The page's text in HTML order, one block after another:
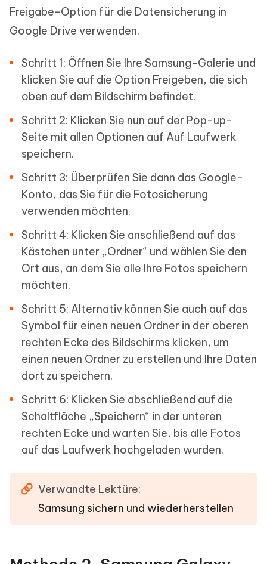
Freigabe-Option für die Datensicherung in
Google Drive verwenden.
Schritt 1: Öffnen Sie Ihre Samsung-Galerie und
klicken Sie auf die Option Freigeben, die sich
oben auf dem Bildschirm befindet.
Schritt 2: Klicken Sie nun auf der Pop-up-
Seite mit allen Optionen auf Auf Laufwerk
speichern.
Schritt 3: Überprüfen Sie dann das Google-
Konto, das Sie für die Fotosicherung
verwenden möchten.
Schritt 4: Klicken Sie anschließend auf das
Kästchen unter „Ordner“ und wählen Sie den
Ort aus, an dem Sie alle Ihre Fotos speichern
möchten.
Schritt 5: Alternativ können Sie auch auf das
Symbol für einen neuen Ordner in der oberen
rechten Ecke des Bildschirms klicken, um
einen neuen Ordner zu erstellen und Ihre Daten
dort zu speichern.
Schritt 6: Klicken Sie abschließend auf die
Schaltfläche „Speichern“ in der unteren
rechten Ecke und warten Sie, bis alle Fotos
auf das Laufwerk hochgeladen wurden.
Verwandte Lektüre:
Samsung sichern und wiederherstellen